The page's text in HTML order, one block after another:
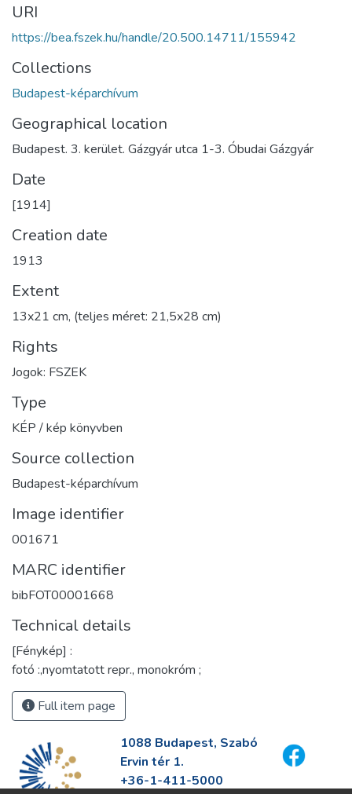
URI
https://bea.fszek.hu/handle/20.500.14711/155942
Collections
Budapest-képarchívum
Geographical location
Budapest. 3. kerület. Gázgyár utca 1-3. Óbudai Gázgyár
Date
[1914]
Creation date
1913
Extent
13x21 cm, (teljes méret: 21,5x28 cm)
Rights
Jogok: FSZEK
Type
KÉP / kép könyvben
Source collection
Budapest-képarchívum
Image identifier
001671
MARC identifier
bibFOT00001668
Technical details
[Fénykép] :
fotó :,nyomtatott repr., monokróm ;
Full item page
1088 Budapest, Szabó
Ervin tér 1.
+36-1-411-5000